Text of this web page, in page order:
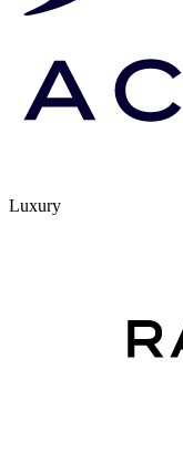
Luxury